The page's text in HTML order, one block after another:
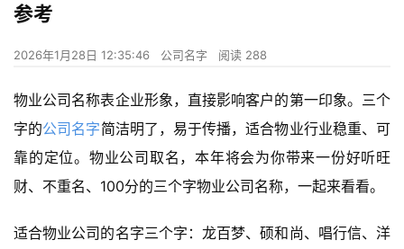
参考
2026年1月28日 12:35:46 公司名字 阅读 288
物业公司名称表企业形象，直接影响客户的第一印象。三个
字的公司名字简洁明了，易于传播，适合物业行业稳重、可
靠的定位。物业公司取名，本年将会为你带来一份好听旺
财、不重名、100分的三个字物业公司名称，一起来看看。
适合物业公司的名字三个字：龙百梦、硕和尚、唱行信、洋